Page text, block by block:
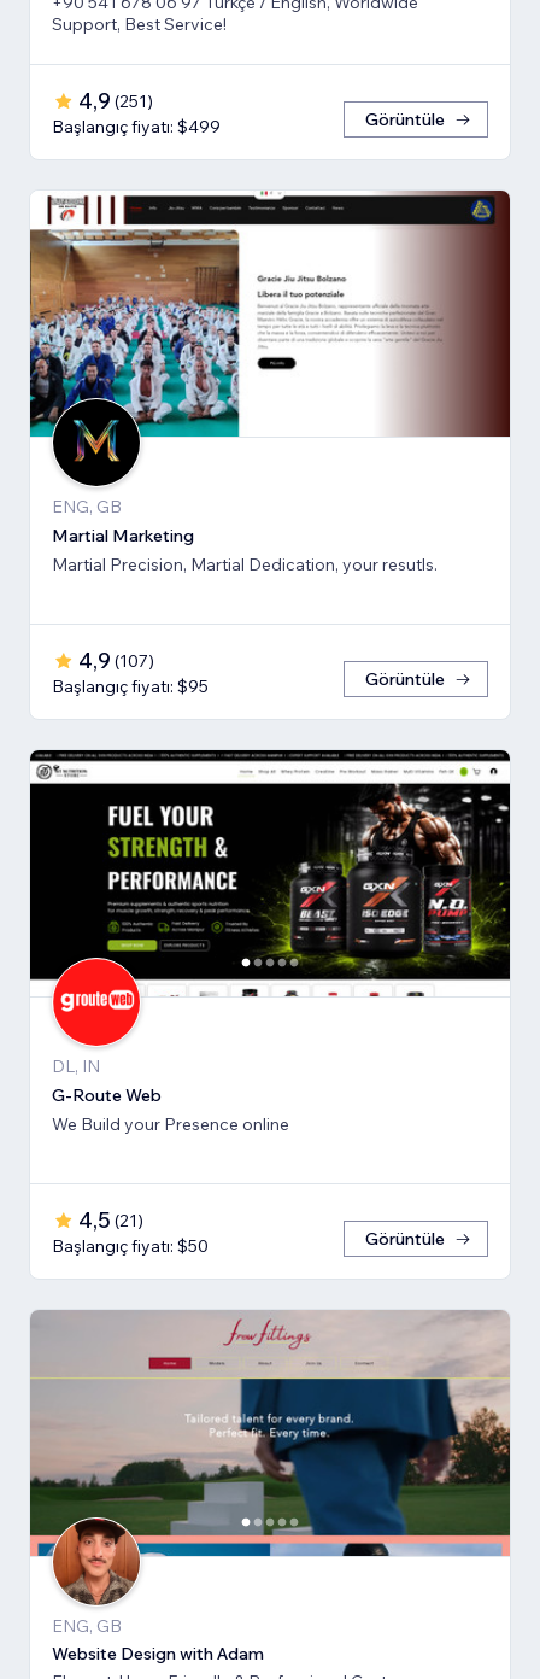
Support, Best Service!
4,9 (251)
Başlangıç fiyatı: $499
Görüntüle
ENG, GB
Martial Marketing
Martial Precision, Martial Dedication, your resutls.
4,9 (107)
Başlangıç fiyatı: $95
Görüntüle
DL, IN
G-Route Web
We Build your Presence online
4,5 (21)
Başlangıç fiyatı: $50
Görüntüle
ENG, GB
Website Design with Adam